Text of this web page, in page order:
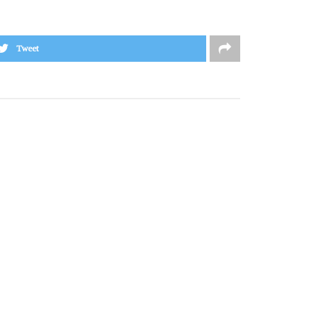
Tweet